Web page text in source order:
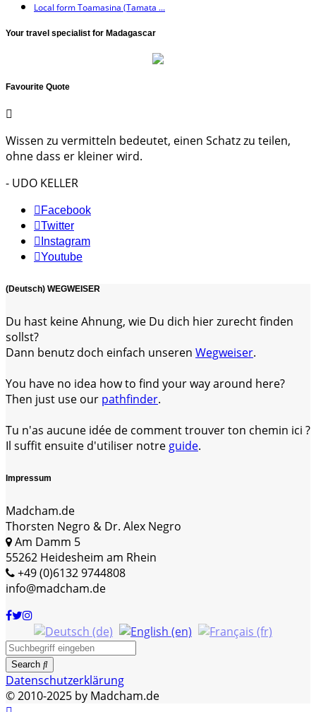
Local form Toamasina (Tamata ...
Your travel specialist for Madagascar
Favourite Quote
Wissen zu vermitteln bedeutet, einen Schatz zu teilen,
ohne dass er kleiner wird.
- UDO KELLER
Facebook
Twitter
Instagram
Youtube
(Deutsch) WEGWEISER
Du hast keine Ahnung, wie Du dich hier zurecht finden
sollst?
Dann benutz doch einfach unseren Wegweiser.
You have no idea how to find your way around here?
Then just use our pathfinder.
Tu n'as aucune idée de comment trouver ton chemin ici ?
Il suffit ensuite d'utiliser notre guide.
Impressum
Madcham.de
Thorsten Negro & Dr. Alex Negro
Am Damm 5
55262 Heidesheim am Rhein
+49 (0)6132 9744808
info@madcham.de
Search
Datenschutzerklärung
© 2010-2025 by Madcham.de